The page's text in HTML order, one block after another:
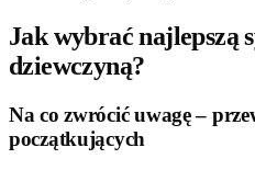
Jak wybrać najlepszą
dziewczyną?
Na co zwrócić uwagę –
początkujących